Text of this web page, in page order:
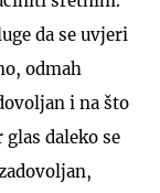
da se uvjeri
odmah
i na što
daleko se